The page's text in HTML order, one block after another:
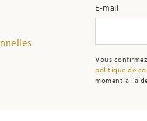
E-mail
Vous
politique de
moment à